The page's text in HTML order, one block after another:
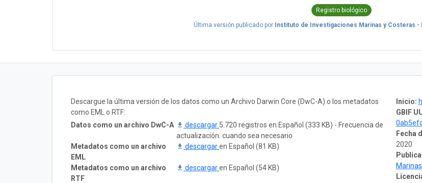
Registro biológico
Última versión publicado por Instituto de Investigaciones Marinas y Costeras -
Inicio:
GBIF
Fecha
2020
Descargue la última versión de los datos como un Archivo Darwin Core (DwC-A) o los metadatos
como EML o RTF:
Datos como un archivo DwC-A
descargar 5.720 registros en Español (333 KB) - Frecuencia de
actualización: cuando sea necesario
Metadatos como un archivo
EML
descargaren Español (81 KB)
Metadatos como un archivo
RTF
descargaren Español (54 KB)